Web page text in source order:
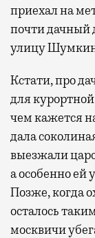
приехал на
почти дачный
улицу
Кстати, про
для
чем кажется
дала
выезжали
а особенно ей
Позже, когда
осталось
москвичи